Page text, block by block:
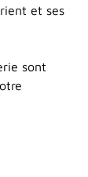
et ses
sont